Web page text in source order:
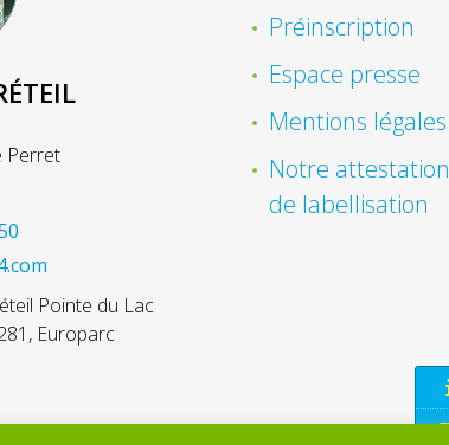
Perret
Pointe du Lac
Europarc
Préinscription
Espace presse
Mentions légales
Notre attestation
de labellisation